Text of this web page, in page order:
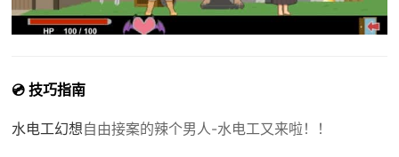
💿 技巧指南
水电工幻想自由接案的辣个男人-水电工又来啦！！